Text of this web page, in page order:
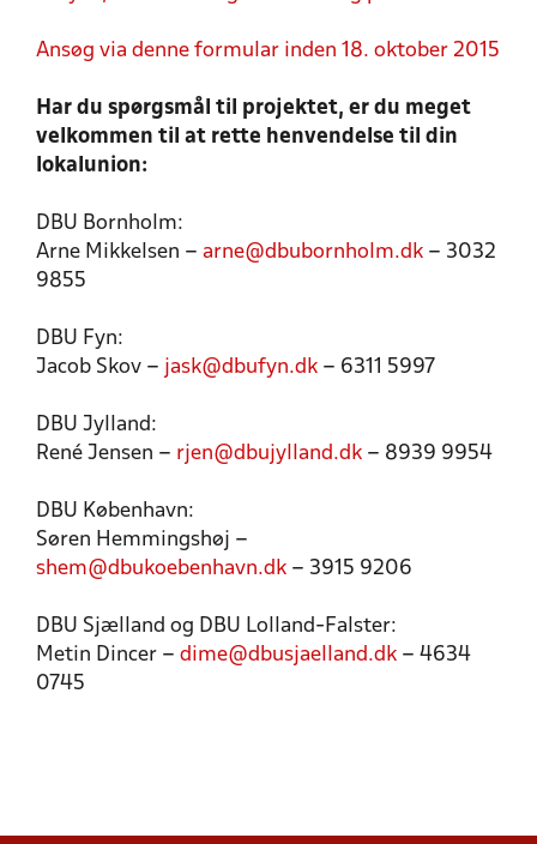
Ansøg via denne formular inden 18. oktober 2015
Har du spørgsmål til projektet, er du meget
velkommen til at rette henvendelse til din
lokalunion:
DBU Bornholm:
Arne Mikkelsen – arne@dbubornholm.dk – 3032
9855
DBU Fyn:
Jacob Skov – jask@dbufyn.dk – 6311 5997
DBU Jylland:
René Jensen – rjen@dbujylland.dk – 8939 9954
DBU København:
Søren Hemmingshøj –
shem@dbukoebenhavn.dk – 3915 9206
DBU Sjælland og DBU Lolland-Falster:
Metin Dincer – dime@dbusjaelland.dk – 4634
0745